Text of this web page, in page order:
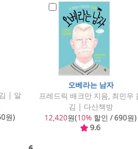
| 알
원)
오베라는 남자
프레드릭 배크만 지음, 최민우
김 | 다산책방
12,420원(10% 할인 / 690원)
9.6